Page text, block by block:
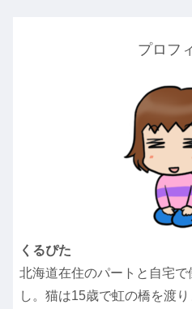
プロフ
くるぴた
北海道在住のパートと自宅
し。猫は15歳で虹の橋を渡